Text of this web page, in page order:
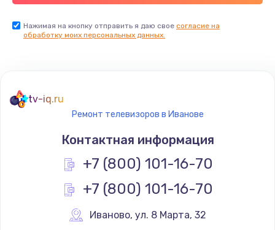
400 руб.
Заказать
900 руб.
Заказать
900 руб.
Нажимая на кнопку отправить я даю свое согласие на
обработку моих персональных данных.
tv-iq.ru
Ремонт телевизоров в Иванове
Контактная информация
+7 (800) 101-16-70
+7 (800) 101-16-70
Иваново, ул. 8 Марта, 32